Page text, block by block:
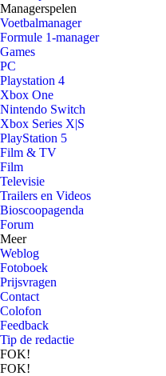
Managerspelen
Voetbalmanager
Formule 1-manager
Games
PC
Playstation 4
Xbox One
Nintendo Switch
Xbox Series X|S
PlayStation 5
Film & TV
Film
Televisie
Trailers en Videos
Bioscoopagenda
Forum
Meer
Weblog
Fotoboek
Prijsvragen
Contact
Colofon
Feedback
Tip de redactie
FOK!
FOK!